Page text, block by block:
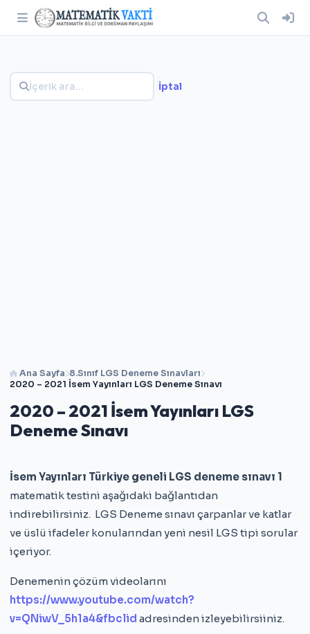
Ana Sayfa 8.Sınıf LGS Deneme Sınavları
2020 – 2021 İsem Yayınları LGS Deneme Sınavı
2020 – 2021 İsem Yayınları LGS
Deneme Sınavı
İsem Yayınları Türkiye geneli LGS deneme sınavı 1
matematik testini aşağıdaki bağlantıdan
indirebilirsiniz. LGS Deneme sınavı çarpanlar ve katlar
ve üslü ifadeler konularından yeni nesil LGS tipi sorular
içeriyor.
Denemenin çözüm videolarını
https://www.youtube.com/watch?
v=QNiwV_5h1a4&fbclid adresinden izleyebilirsiiniz.
İptal